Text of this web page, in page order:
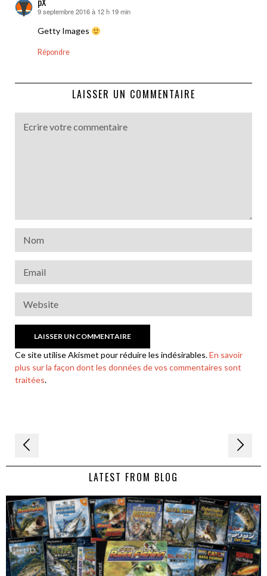
dit :
9 septembre 2016 à 12 h 19 min
Getty Images
Répondre
LAISSER UN COMMENTAIRE
Ce site utilise Akismet pour réduire les indésirables.En savoir
plus sur la façon dont les données de vos commentaires sont
traitées.
Navigation
de LATEST FROM BLOG